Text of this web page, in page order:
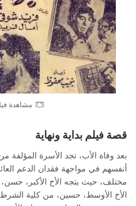
مشاهدة
قصة فيلم بداية ونهاية
بعد وفاة الأب، تجد الأسرة المؤلفة من
أنفسهم في مواجهة فقدان الدعم
مختلف، حيث يتجه الأخ الأكبر،
الأخ الأوسط، حسين، من كلية